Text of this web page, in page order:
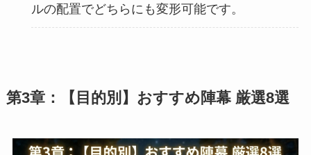
ルの配置でどちらにも変形可能です。
第3章：【目的別】おすすめ陣幕 厳選8選